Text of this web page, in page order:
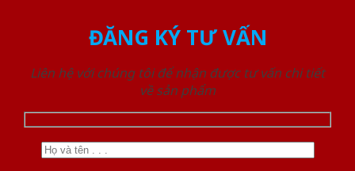
ĐĂNG KÝ TƯ VẤN
Liên hệ với chúng tôi để nhận được tư vấn chi tiết
về sản phẩm